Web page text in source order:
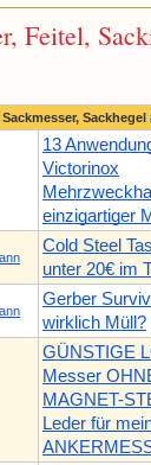
Feitel,
Sackhegel
13
Victorinox
einzigartiger
Cold Steel
unter 20€ im
Gerber
wirklich Müll?
GÜNSTIGE
Messer
MAGNET-
Leder für